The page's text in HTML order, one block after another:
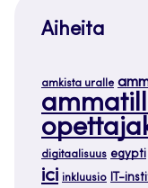
Aiheita
amkista uralle
digitaalisuus egypti
ici inkluusio IT-